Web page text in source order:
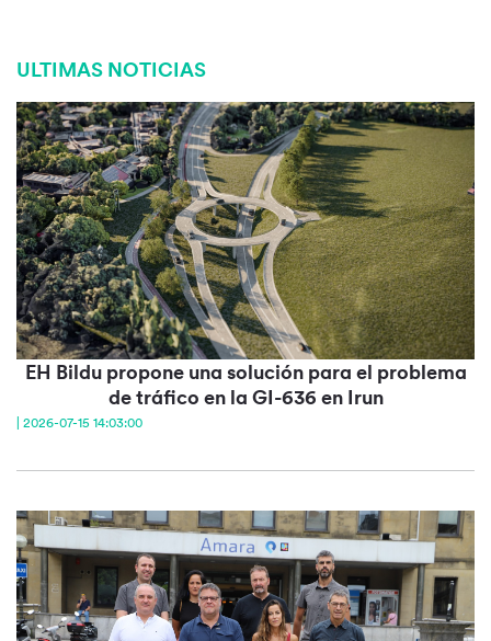
ULTIMAS NOTICIAS
EH Bildu propone una solución para el problema
de tráfico en la GI-636 en Irun
| 2026-07-15 14:03:00